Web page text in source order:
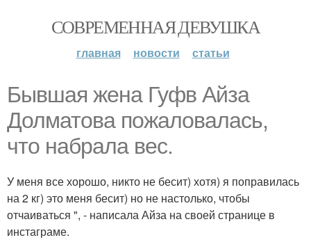
СОВРЕМЕННАЯ ДЕВУШКА
главная новости статьи
Бывшая жена Гуфв Айза
Долматова пожаловалась,
что набрала вес.
У меня все хорошо, никто не бесит) хотя) я поправилась
на 2 кг) это меня бесит) но не настолько, чтобы
отчаиваться ", - написала Айза на своей странице в
инстаграме.